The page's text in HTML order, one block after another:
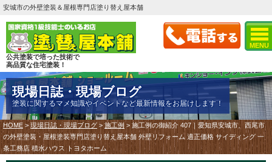
MENU
安城市の外壁塗装＆屋根専門店塗り替え屋本舗
公共塗装で培った技術で
高品質な住宅塗装！
現場日誌・現場ブログ
塗装に関するマメ知識やイベントなど最新情報をお届けします！
HOME >現場日誌・現場ブログ > 施工例 > 施工例の御紹介 407｜愛知県安城市、西尾市
の外壁塗装・屋根塗装専門店塗り替え屋本舗 外壁リフォーム 適正価格 サイディング 一
条工務店 積水ハウス トヨタホーム